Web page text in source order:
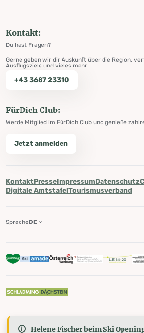
Helene Fischer beim Ski
Kontakt:
Du hast Fragen?
Gerne geben wir dir Auskunft über die Region,
Ausflugsziele und vieles mehr.
+43 3687 23310
FürDich Club:
Werde Mitglied im FürDich Club und genieße
Jetzt anmelden
KontaktPresseImpressumDatenschutz
Digitale AmtstafelTourismusverband
SpracheDE